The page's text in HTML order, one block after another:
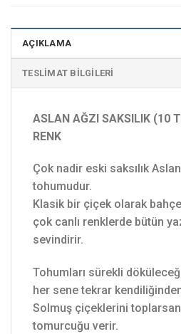
AÇIKLAMA
TESLIMAT BILGILERI
ASLAN AĞZI SAKSILIK (10
RENK
Çok nadir eski saksılık
tohumudur.
Klasik bir çiçek olarak
çok canlı renklerde bütün
sevindirir.
Tohumları sürekli
her sene tekrar
Solmuş çiçeklerini
tomurcuğu verir.